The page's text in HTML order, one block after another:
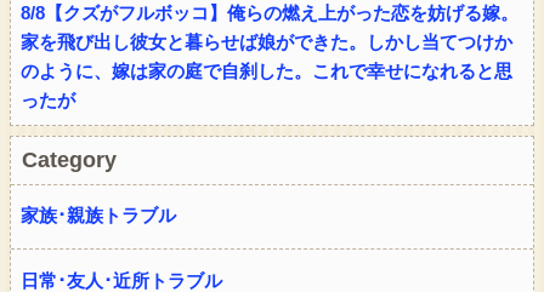
8/8【クズがフルボッコ】俺らの燃え上がった恋を妨げる嫁。
家を飛び出し彼女と暮らせば娘ができた。しかし当てつけか
のように、嫁は家の庭で自刹した。これで幸せになれると思
ったが
Category
家族･親族トラブル
日常･友人･近所トラブル